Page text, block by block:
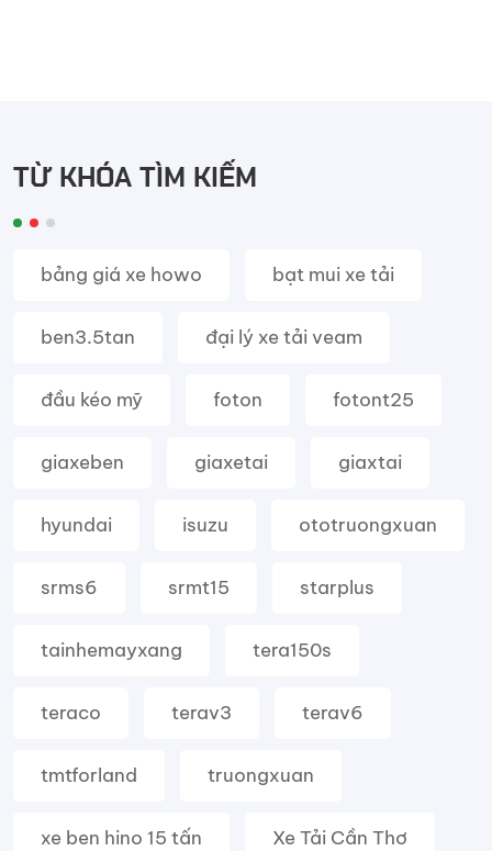
TỪ KHÓA TÌM KIẾM
bảng giá xe howo bạt mui xe tải
ben3.5tan đại lý xe tải veam
đầu kéo mỹ foton fotont25
giaxeben giaxetai giaxtai
hyundai isuzu ototruongxuan
srms6 srmt15 starplus
tainhemayxang tera150s
teraco terav3 terav6
tmtforland truongxuan
xe ben hino 15 tấn Xe Tải Cần Thơ